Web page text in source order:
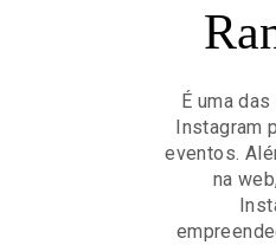
É uma
Instagram
eventos.
na